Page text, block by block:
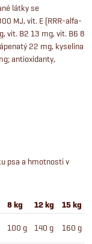
látky se
MJ, vit. E (RRR-alfa-
vit. B2 13 mg, vit. B6 8
22 mg, kyselina
antioxidanty,
psa a hmotnosti v
8 kg 12 kg 15 kg
100 g 140 g 160 g